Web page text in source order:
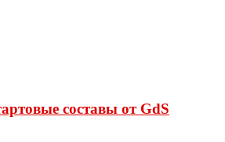
составы от GdS